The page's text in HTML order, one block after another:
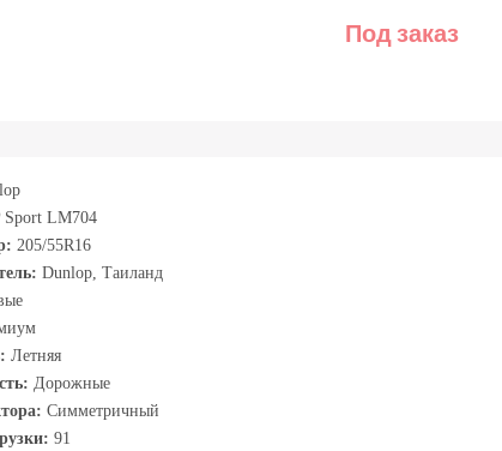
Под заказ
Sport LM704
205/55R16
Dunlop, Таиланд
Летняя
Дорожные
Симметричный
91